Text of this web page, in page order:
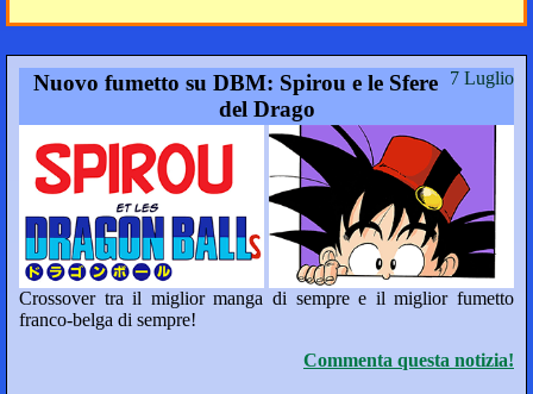
7 Luglio
Nuovo fumetto su DBM: Spirou e le Sfere
del Drago
Crossover tra il miglior manga di sempre e il miglior fumetto
franco-belga di sempre!
Commenta questa notizia!